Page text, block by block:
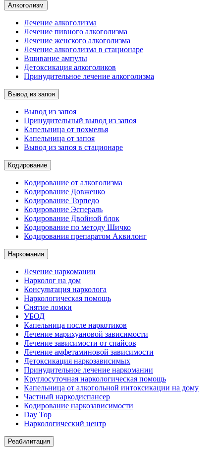
Алкоголизм
Лечение алкоголизма
Лечение пивного алкоголизма
Лечение женского алкоголизма
Лечение алкоголизма в стационаре
Вшивание ампулы
Детоксикация алкоголиков
Принудительное лечение алкоголизма
Вывод из запоя
Вывод из запоя
Принудительный вывод из запоя
Капельница от похмелья
Капельница от запоя
Вывод из запоя в стационаре
Кодирование
Кодирование от алкоголизма
Кодирование Довженко
Кодирование Торпедо
Кодирование Эспераль
Кодирование Двойной блок
Кодирование по методу Шичко
Кодирования препаратом Аквилонг
Наркомания
Лечение наркомании
Нарколог на дом
Консультация нарколога
Наркологическая помощь
Снятие ломки
УБОД
Капельница после наркотиков
Лечение марихуановой зависимости
Лечение зависимости от спайсов
Лечение амфетаминовой зависимости
Детоксикация наркозависимых
Принудительное лечение наркомании
Круглосуточная наркологическая помощь
Капельница от алкогольной интоксикации на дому
Частный наркодиспансер
Кодирование наркозависимости
Day Top
Наркологический центр
Реабилитация